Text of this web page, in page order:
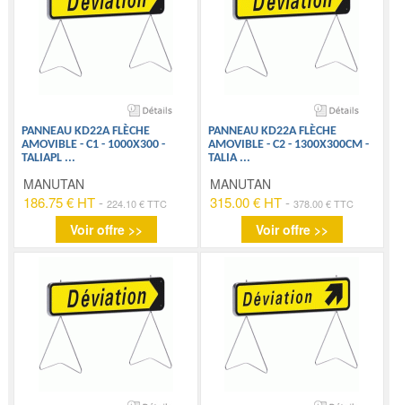
PANNEAU KD22A FLÈCHE
AMOVIBLE - C1 - 1000X300 -
TALIAPL ...
MANUTAN
186.75 € HT -224.10 € TTC
Voir offre >>
PANNEAU KD22A FLÈCHE
AMOVIBLE - C2 - 1300X300CM -
TALIA ...
MANUTAN
315.00 € HT- 378.00 € TTC
Voir offre >>